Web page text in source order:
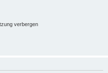
verbergen